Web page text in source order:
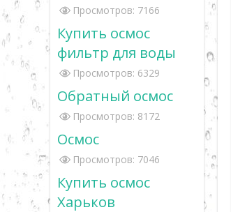
Просмотров: 7166
Купить осмос
фильтр для воды
Просмотров: 6329
Обратный осмос
Просмотров: 8172
Осмос
Просмотров: 7046
Купить осмос
Харьков